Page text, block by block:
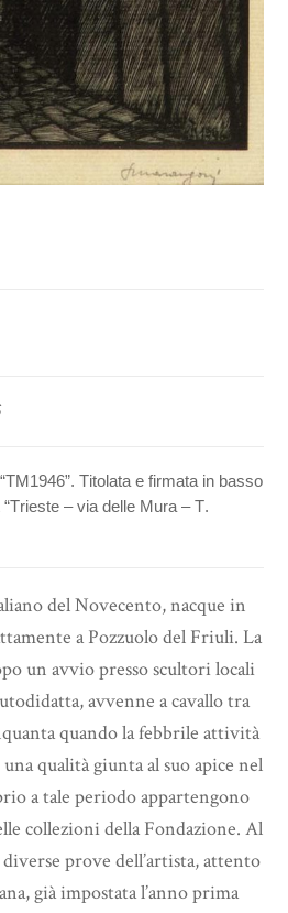
Titolata e firmata in basso
– via delle Mura – T.
del Novecento, nacque in
a Pozzuolo del Friuli. La
un avvio presso scultori locali
avvenne a cavallo tra
quando la febbrile attività
qualità giunta al suo apice nel
a tale periodo appartengono
collezioni della Fondazione. Al
prove dell’artista, attento
già impostata l’anno prima